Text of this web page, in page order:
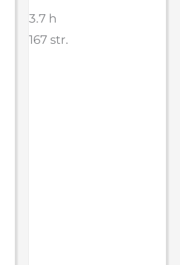
3.7 h
167 str.